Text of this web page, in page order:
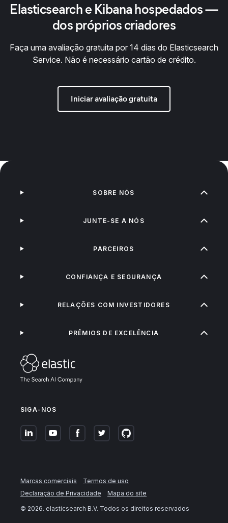
Elasticsearch e Kibana hospedados —
dos próprios criadores
Faça uma avaliação gratuita por 14 dias do Elasticsearch
Service. Não é necessário cartão de crédito.
Iniciar avaliação gratuita
SIGA-NOS
SOBRE NÓS
JUNTE-SE A NÓS
PARCEIROS
CONFIANÇA E SEGURANÇA
RELAÇÕES COM INVESTIDORES
PRÊMIOS DE EXCELÊNCIA
Marcas comerciais
Termos de uso
Declaração de Privacidade
Mapa do site
© 2026. elasticsearch B.V. Todos os direitos reservados